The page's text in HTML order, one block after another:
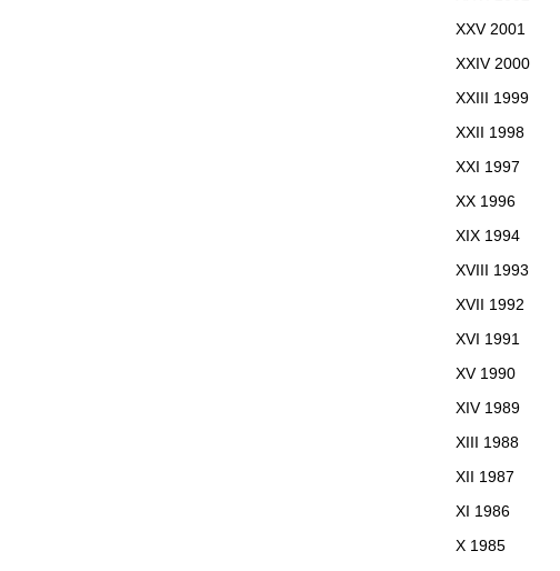
XXV 2001
XXIV 2000
XXIII 1999
XXII 1998
XXI 1997
XX 1996
XIX 1994
XVIII 1993
XVII 1992
XVI 1991
XV 1990
XIV 1989
XIII 1988
XII 1987
XI 1986
X 1985